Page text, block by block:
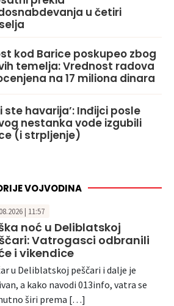
u četiri
kod Barice poskupeo zbog
temelja: Vrednost radova
na 17 miliona dinara
ste havarija’: Inđijci posle
nestanka vode izgubili
(i strpljenje)
VOJVODINA
| 11:57
noć u Deliblatskoj
Vatrogasci odbranili
i vikendice
u Deliblatskoj peščari i dalje je
a kako navodi 013info, vatra se
širi prema […]